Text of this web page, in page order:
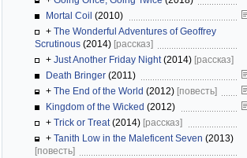
Mortal Coil (2010)
+ The Wonderful Adventures of Geoffrey
Scrutinous (2014) [рассказ]
+ Just Another Friday Night(2014) [рассказ]
Death Bringer (2011)
+ The End of the World (2012) [повесть]
Kingdom of the Wicked (2012)
+ Trick or Treat(2014) [рассказ]
+ Tanith Low in the Maleficent Seven (2013)
[повесть]